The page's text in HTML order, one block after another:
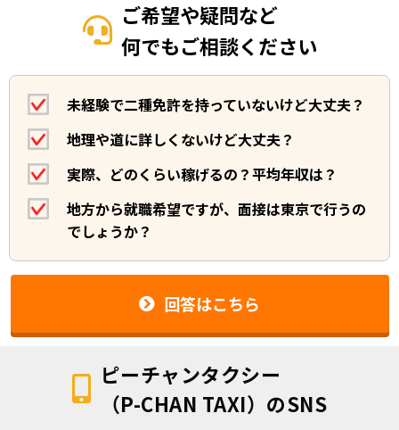
ご希望や疑問など
何でもご相談ください
未経験で二種免許を持っていないけど大丈夫？
地理や道に詳しくないけど大丈夫？
実際、どのくらい稼げるの？平均年収は？
地方から就職希望ですが、面接は東京で行うの
でしょうか？
回答はこちら
ピーチャンタクシー
（P-CHAN TAXI）のSNS